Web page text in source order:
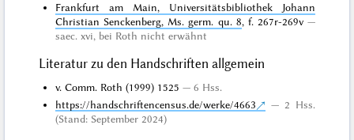
Frankfurt am Main, Universitätsbibliothek Johann
Christian Senckenberg, Ms. germ. qu. 8, f. 267r-269v
saec. xvi, bei Roth nicht erwähnt
Literatur zu den Handschriften allgemein
v. Comm. Roth (1999) 1525
6 Hss.
https://handschriftencensus.de/werke/4663
2 Hss.
(Stand: September 2024)